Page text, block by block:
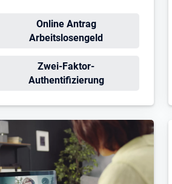
Öffnet in neuem Tab
Online Antrag
Arbeitslosengeld
Öffnet in neuem Tab
Zwei-Faktor-
Authentifizierung